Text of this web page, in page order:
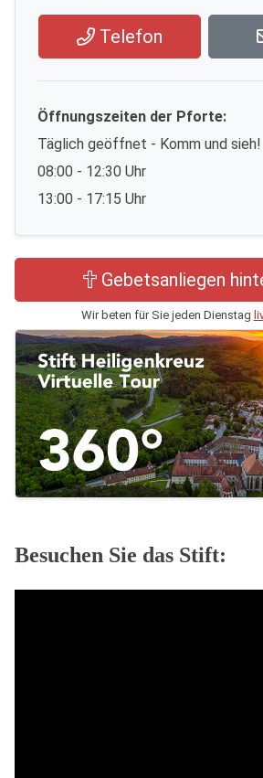
Telefon
Öffnungszeiten der Pforte:
Täglich geöffnet - Komm und sieh!
08:00 - 12:30 Uhr
13:00 - 17:15 Uhr
Gebetsanliegen
Wir beten für Sie jeden Dienstag
Besuchen Sie das Stift: